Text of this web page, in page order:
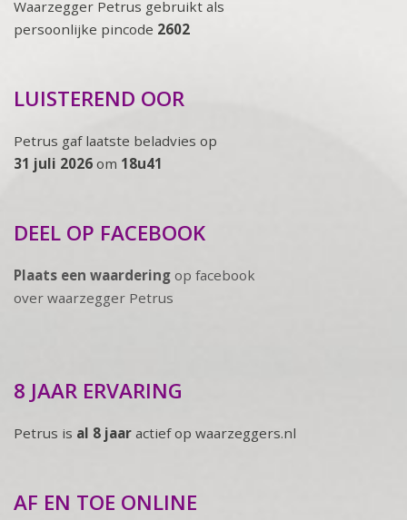
Waarzegger Petrus gebruikt als
persoonlijke pincode 2602
LUISTEREND OOR
Petrus gaf laatste beladvies op
31 juli 2026 om 18u41
DEEL OP FACEBOOK
Plaats een waardering op facebook
over waarzegger Petrus
8 JAAR ERVARING
Petrus is al 8 jaar actief op waarzeggers.nl
AF EN TOE ONLINE